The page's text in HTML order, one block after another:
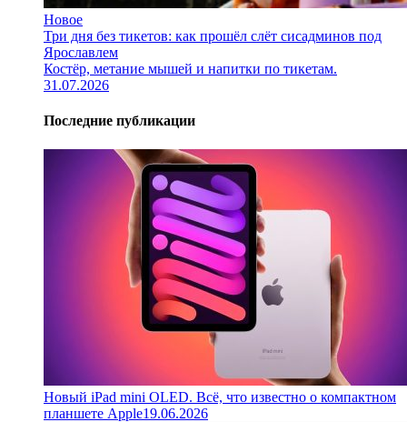
Новое
Три дня без тикетов: как прошёл слёт сисадминов под
Ярославлем
Костёр, метание мышей и напитки по тикетам.
31.07.2026
Последние публикации
Новый iPad mini OLED. Всё, что известно о компактном
планшете Apple19.06.2026